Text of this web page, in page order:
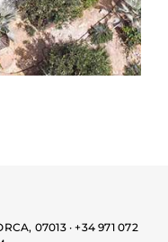
07013 · +34 971 072